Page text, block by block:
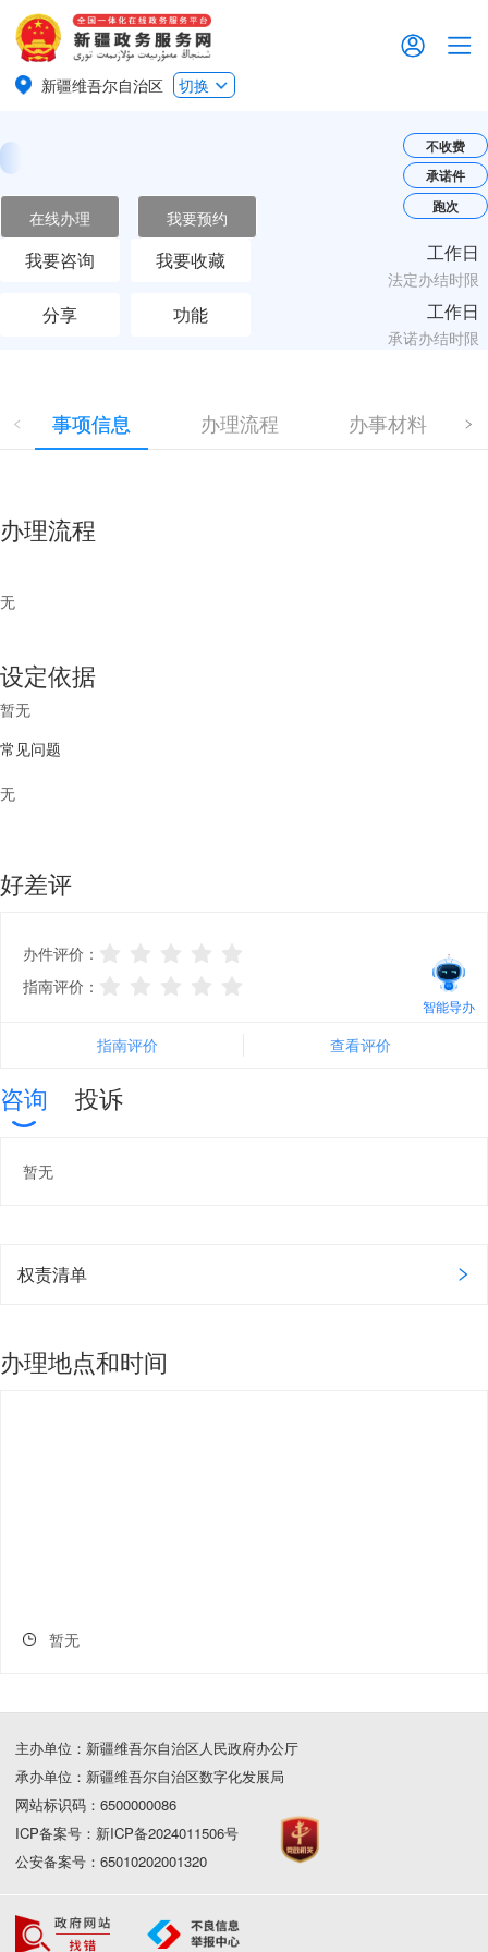
新疆维吾尔自治区 切换
智能导办
在线办理 我要预约
我要咨询 我要收藏
分享 功能
不收费
承诺件
跑次
工作日
法定办结时限
工作日
承诺办结时限
事项信息 办理流程 办事材料
办理流程
无
设定依据
暂无
常见问题
无
好差评
办件评价：
指南评价：
指南评价 查看评价
咨询 投诉
暂无
权责清单
办理地点和时间
暂无
主办单位：新疆维吾尔自治区人民政府办公厅
承办单位：新疆维吾尔自治区数字化发展局
网站标识码：6500000086
ICP备案号：新ICP备2024011506号
公安备案号：65010202001320